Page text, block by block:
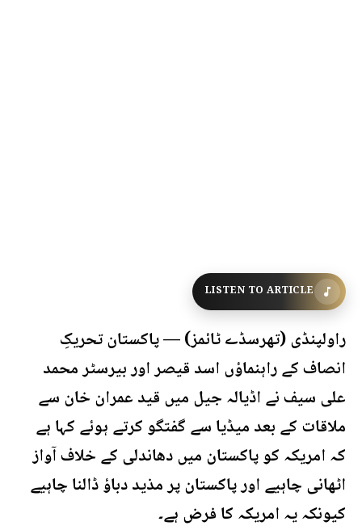
LISTEN TO ARTICLE
راولپنڈی (تھرسڈے ٹائمز) — پاکستان تحریکِ
انصاف کے راہنماؤں اسد قیصر اور بیرسٹر محمد
علی سیف نے اڈیالہ جیل میں قید عمران خان سے
ملاقات کے بعد میڈیا سے گفتگو کرتے ہوئے کہا ہے
کہ امریکہ کو پاکستان میں دھاندلی کے خلاف آواز
اٹھانی چاہیے اور پاکستان پر مذید دباؤ ڈالنا چاہیے
کیونکہ یہ امریکہ کا فرض ہے۔